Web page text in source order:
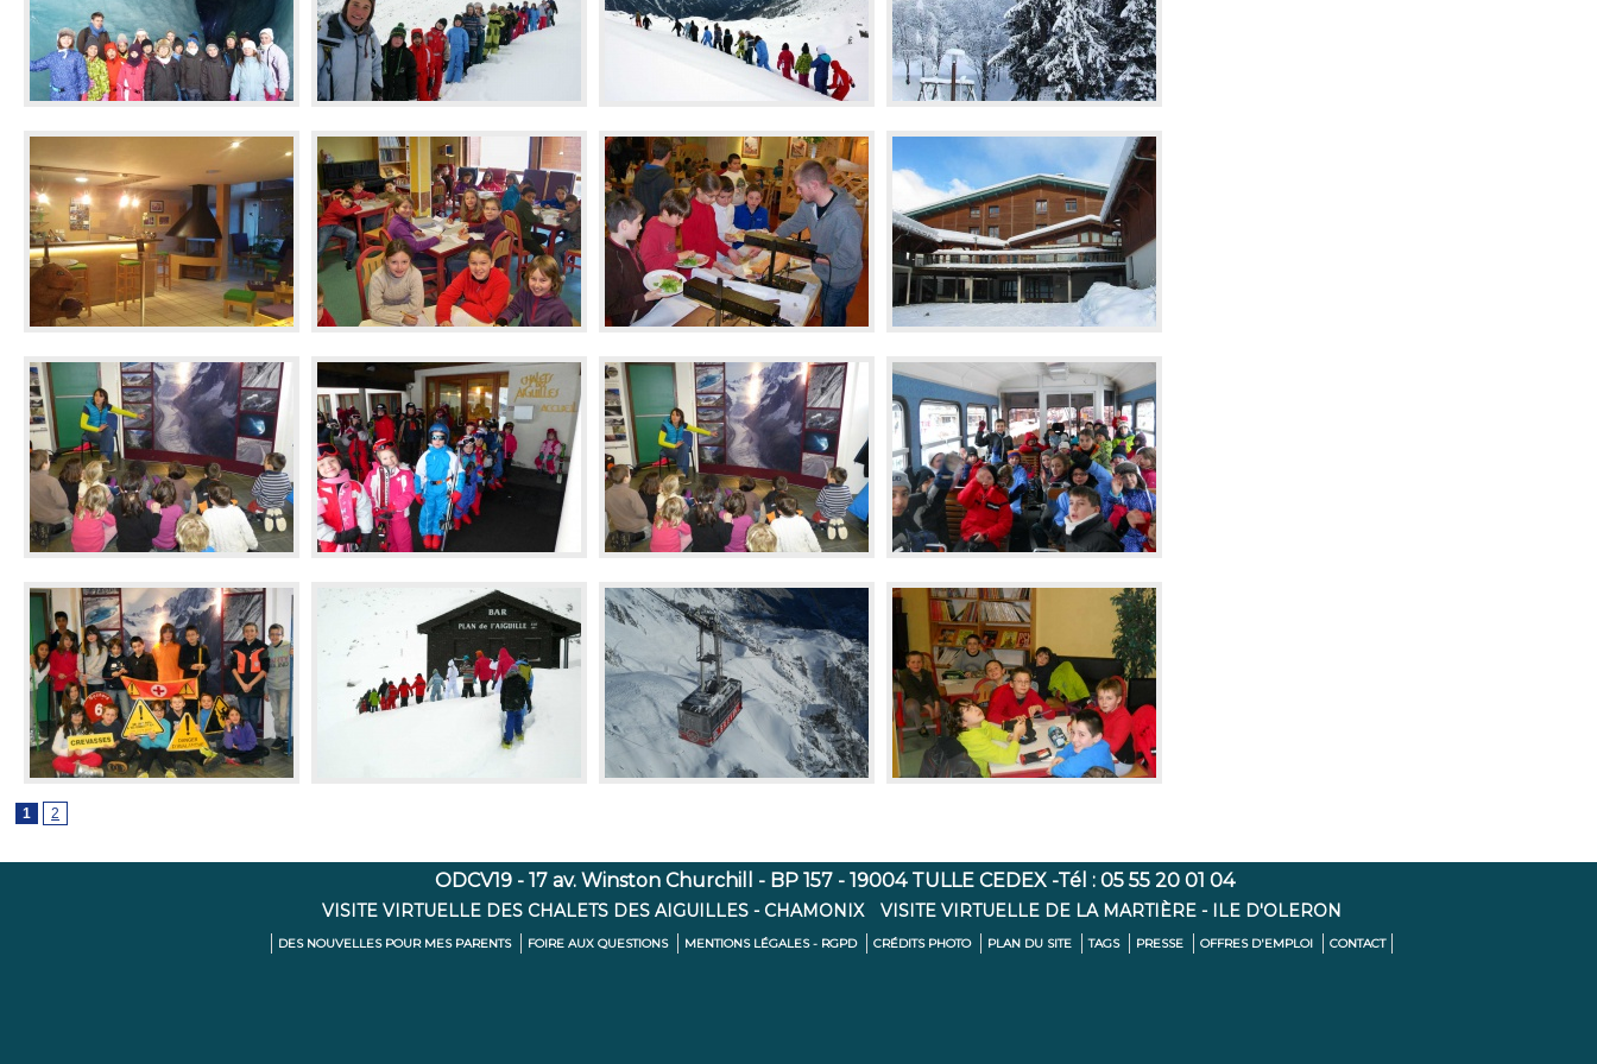
1 2
ODCV19 - 17 av. Winston Churchill - BP 157 - 19004 TULLE CEDEX -Tél : 05 55 20 01 04
VISITE VIRTUELLE DES CHALETS DES AIGUILLES - CHAMONIX VISITE VIRTUELLE DE LA MARTIÈRE - ILE D'OLERON
DES NOUVELLES POUR MES PARENTS FOIRE AUX QUESTIONS MENTIONS LÉGALES - RGPD CRÉDITS PHOTO PLAN DU SITE TAGS PRESSE OFFRES D'EMPLOI CONTACT